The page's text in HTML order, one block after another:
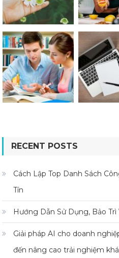
RECENT POSTS
Cách Lập Top Danh Sách
Tín
Hướng Dẫn Sử Dụng, Bảo Trì
Giải pháp AI cho doanh
đến nâng cao trải nghiệm